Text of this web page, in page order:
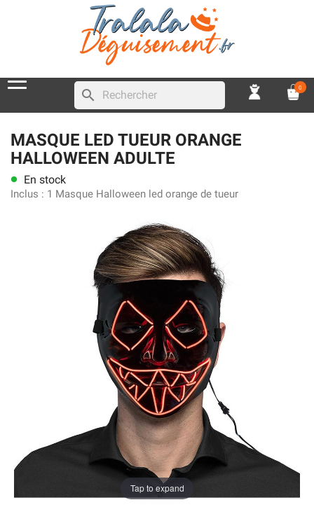
search 0
MASQUE LED TUEUR ORANGE
HALLOWEEN ADULTE
lens En stock
Inclus : 1 Masque Halloween led orange de tueur
Tap to expand